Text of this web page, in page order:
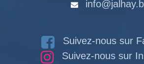
Suivez-nous sur
Suivez-nous sur